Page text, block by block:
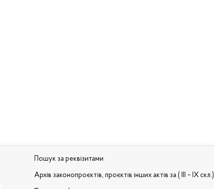
Пошук за реквізитами
Архів законопроєктів, проєктів інших актів за ( III – IX скл.)